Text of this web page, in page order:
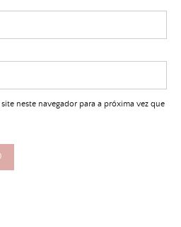
neste navegador para a próxima vez que